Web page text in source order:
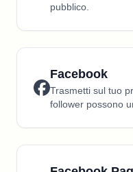
pubblico.
Facebook
Trasmetti sul tuo
follower possono